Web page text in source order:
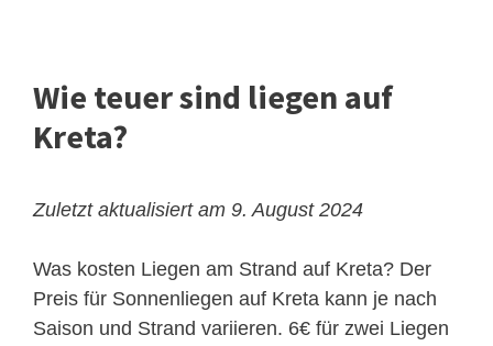
Wie teuer sind liegen auf
Kreta?
Zuletzt aktualisiert am 9. August 2024
Was kosten Liegen am Strand auf Kreta? Der
Preis für Sonnenliegen auf Kreta kann je nach
Saison und Strand variieren. 6€ für zwei Liegen